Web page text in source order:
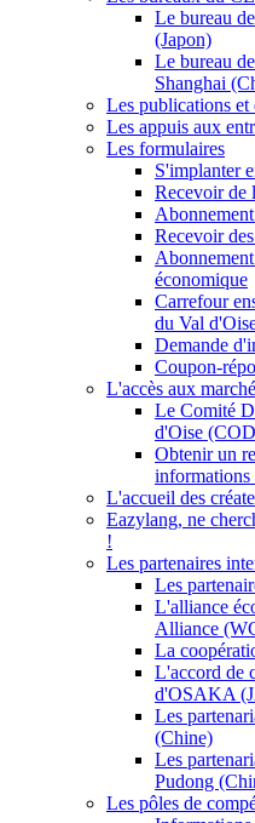
Le bureau
(Japon)
Le bureau
Shanghai
Les publications et
Les appuis aux
Les formulaires
S'implanter
Recevoir de
Recevoir
économique
Carrefour
du Val
Demande
Coupon-
L'accès aux
Le Comité
d'Oise
Obtenir un
informations
L'accueil des
Eazylang, ne
!
Les partenaires
Les
L'alliance
Alliance
La
L'accord de
d'OSAKA
Les
(Chine)
Les
Pudong
Les pôles de